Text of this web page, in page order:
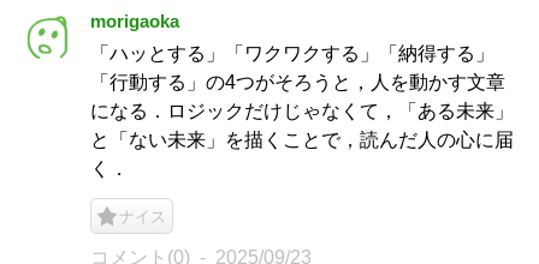
morigaoka
「ハッとする」「ワクワクする」「納得する」
「行動する」の4つがそろうと，人を動かす文章
になる．ロジックだけじゃなくて，「ある未来」
と「ない未来」を描くことで，読んだ人の心に届
く．
ナイス
コメント(0) 2025/09/23